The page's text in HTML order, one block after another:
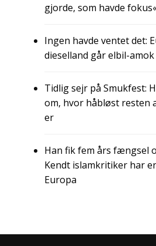
gjorde, som havde
Ingen havde ventet det:
dieselland går elbil-amok
Tidlig sejr på Smukfest:
om, hvor håbløst resten
er
Han fik fem års fængsel
Kendt islamkritiker har
Europa